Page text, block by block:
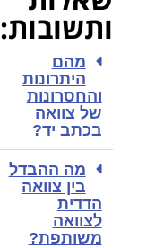
ותשובות:
מהם
היתרונות
והחסרונות
של צוואה
בכתב יד?
מה ההבדל
בין צוואה
הדדית
לצוואה
משותפת?